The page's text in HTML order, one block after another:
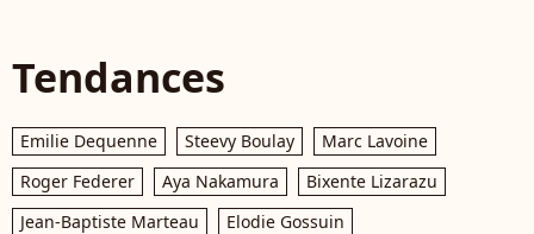
Tendances
Emilie Dequenne Steevy Boulay
Marc Lavoine
Roger Federer
Aya Nakamura
Bixente Lizarazu
Jean-Baptiste Marteau
Elodie Gossuin